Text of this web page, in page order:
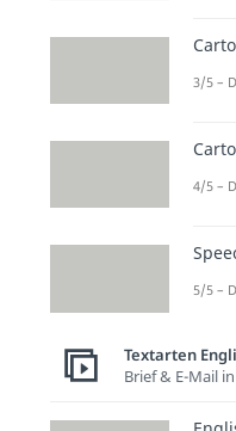
3/5 –
4/5 –
5/5 –
Textarten
Brief & E-Mail